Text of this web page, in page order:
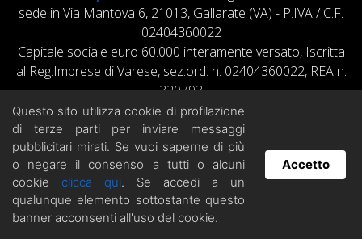
sede in Via Mantova 6, 21013, Gallarate (VA) - P.IVA / C.F.
02404360022
Capitale sociale euro 60.000 interamente versato, Iscritta
al Reg.Imprese di Varese, sez.ord. n. 02404360022, REA n.
320793
Tel. +39 0331 780290 –info@istitutivinci.it
Policy
Hai domande? Chatta con noi!
Questo sito utilizza cookie di profilazione
di terze parti per inviare messaggi
pubblicitari mirati. Se vuoi saperne di più
o negare il consenso a tutti o alcuni
cookie clicca qui. Se accedi a un
qualunque elemento sottostante questo
banner acconsenti all'uso del cookie.
Accetto